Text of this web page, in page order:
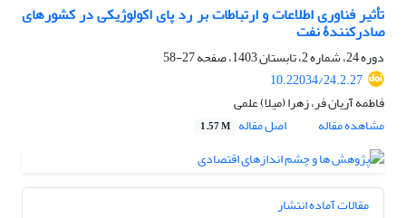
تأثیر فناوری اطلاعات و ارتباطات بر رد پای اکولوژیکی در کشورهای
صادرکنندۀ نفت
دوره 24، شماره 2، تابستان 1403، صفحه
27-58
10.22034/24.2.27
فاطمه آریان فر، زهرا (میلا) علمی
مشاهده مقاله
اصل مقاله 1.57 M
مقالات آماده انتشار